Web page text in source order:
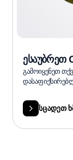
ესაუბრეთ
გამოიყენეთ
სცადეთ